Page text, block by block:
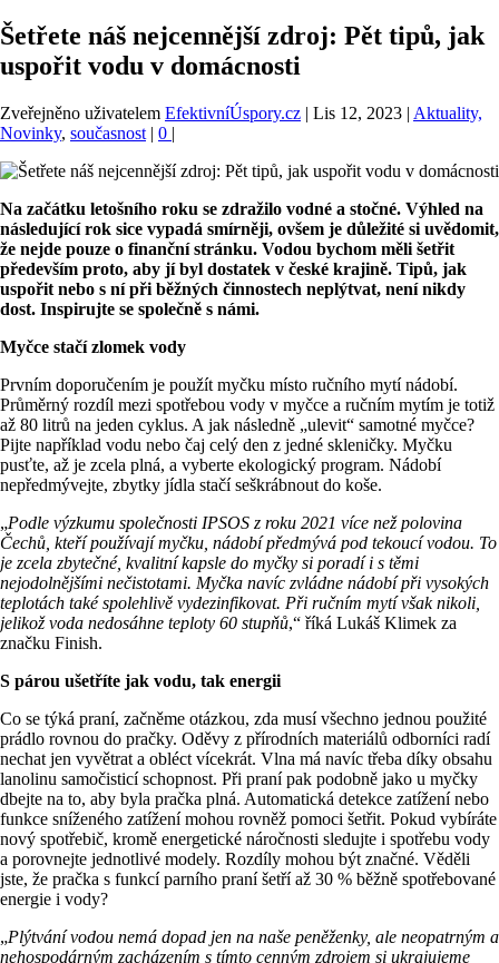
Šetřete náš nejcennější zdroj: Pět tipů, jak
uspořit vodu v domácnosti
Zveřejněno uživatelem EfektivníÚspory.cz | Lis 12, 2023 | Aktuality,
Novinky, současnost | 0 |
Na začátku letošního roku se zdražilo vodné a stočné. Výhled na
následující rok sice vypadá smírněji, ovšem je důležité si uvědomit,
že nejde pouze o finanční stránku. Vodou bychom měli šetřit
především proto, aby jí byl dostatek v české krajině. Tipů, jak
uspořit nebo s ní při běžných činnostech neplýtvat, není nikdy
dost. Inspirujte se společně s námi.
Myčce stačí zlomek vody
Prvním doporučením je použít myčku místo ručního mytí nádobí.
Průměrný rozdíl mezi spotřebou vody v myčce a ručním mytím je totiž
až 80 litrů na jeden cyklus. A jak následně „ulevit“ samotné myčce?
Pijte například vodu nebo čaj celý den z jedné skleničky. Myčku
pusťte, až je zcela plná, a vyberte ekologický program. Nádobí
nepředmývejte, zbytky jídla stačí seškrábnout do koše.
„Podle výzkumu společnosti IPSOS z roku 2021 více než polovina
Čechů, kteří používají myčku, nádobí předmývá pod tekoucí vodou. To
je zcela zbytečné, kvalitní kapsle do myčky si poradí i s těmi
nejodolnějšími nečistotami. Myčka navíc zvládne nádobí při vysokých
teplotách také spolehlivě vydezinfikovat. Při ručním mytí však nikoli,
jelikož voda nedosáhne teploty 60 stupňů,“ říká Lukáš Klimek za
značku Finish.
S párou ušetříte jak vodu, tak energii
Co se týká praní, začněme otázkou, zda musí všechno jednou použité
prádlo rovnou do pračky. Oděvy z přírodních materiálů odborníci radí
nechat jen vyvětrat a obléct vícekrát. Vlna má navíc třeba díky obsahu
lanolinu samočisticí schopnost. Při praní pak podobně jako u myčky
dbejte na to, aby byla pračka plná. Automatická detekce zatížení nebo
funkce sníženého zatížení mohou rovněž pomoci šetřit. Pokud vybíráte
nový spotřebič, kromě energetické náročnosti sledujte i spotřebu vody
a porovnejte jednotlivé modely. Rozdíly mohou být značné. Věděli
jste, že pračka s funkcí parního praní šetří až 30 % běžně spotřebované
energie i vody?
„Plýtvání vodou nemá dopad jen na naše peněženky, ale neopatrným a
nehospodárným zacházením s tímto cenným zdrojem si ukrajujeme